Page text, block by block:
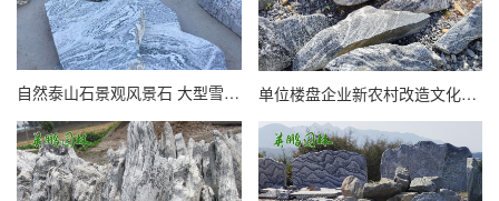
自然泰山石景观风景石 大型雪浪石可按需定制 英鹏石业 单位楼盘企业新农村改造文化石雪浪石 园林造景村牌泰山石